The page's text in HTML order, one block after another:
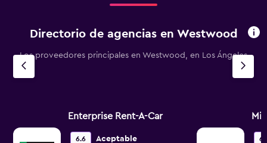
Directorio de agencias en Westwood
Los proveedores principales en Westwood, en Los Ángeles
Enterprise Rent-A-Car
6.6 Aceptable